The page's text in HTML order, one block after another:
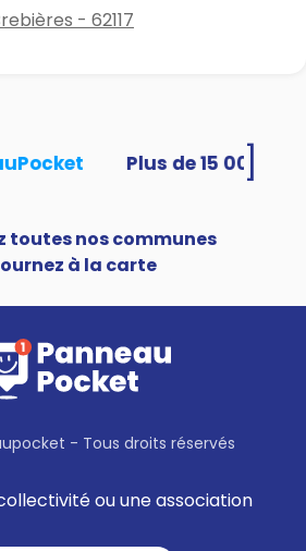
- 62117
toutes nos communes
à la carte
- Tous droits réservés
ou une association